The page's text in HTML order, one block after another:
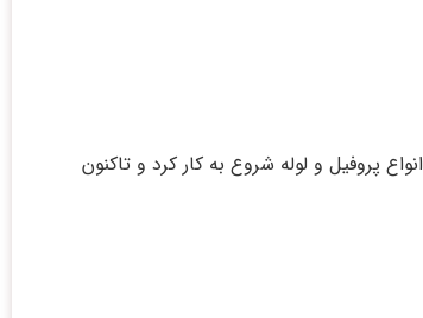
مربع و مستطیل و همچنین پروفیل با مقطع باز را تولید می کند. این شرکت در سال ۱۳۸۶ با ظرفیت ۳۰ هزار تن انواع پروفیل و لوله شروع به کار کرد و تاکنون